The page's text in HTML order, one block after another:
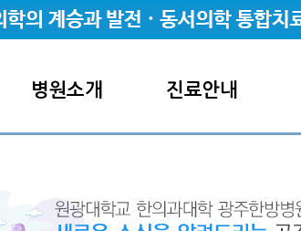
병원소개 진료안내